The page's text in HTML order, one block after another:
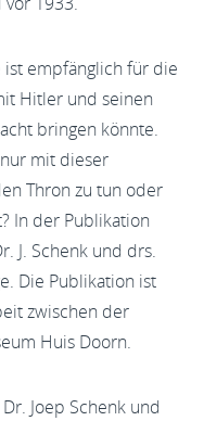
ist empfänglich für die
Hitler und seinen
bringen könnte.
mit dieser
Thron zu tun oder
In der Publikation
J. Schenk und drs.
Die Publikation ist
zwischen der
Huis Doorn.
Joep Schenk und